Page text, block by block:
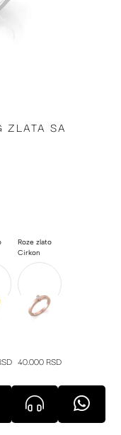
ZLATA SA
Roze zlato
Cirkon
40.000 RSD